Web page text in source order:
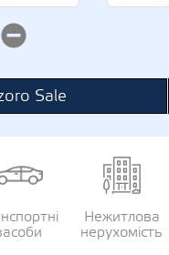
Sale
Нежитлова
нерухомість